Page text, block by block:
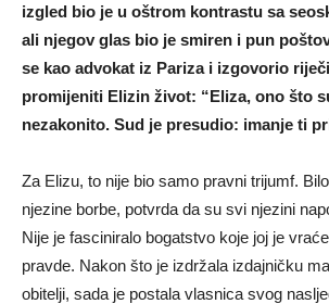
izgled bio je u oštrom kontrastu sa
ali njegov glas bio je smiren i pun
se kao advokat iz Pariza i izgovorio
promijeniti Elizin život: “Eliza, ono što
nezakonito. Sud je presudio: imanje ti
Za Elizu, to nije bio samo pravni trijumf.
njezine borbe, potvrda da su svi njezini
Nije je fasciniralo bogatstvo koje joj je
pravde. Nakon što je izdržala izdajničku
obitelji, sada je postala vlasnica svog